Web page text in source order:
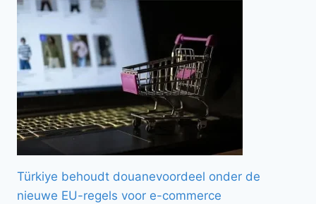
Türkiye behoudt douanevoordeel onder de
nieuwe EU-regels voor e-commerce